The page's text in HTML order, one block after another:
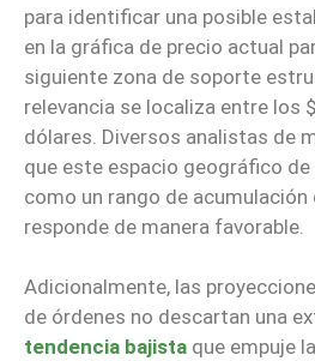
para identificar una posible
en la gráfica de precio actual
siguiente zona de soporte
relevancia se localiza entre los
dólares. Diversos analistas de
que este espacio geográfico
como un rango de
responde de manera favorable.
Adicionalmente, las
de órdenes no descartan una
tendencia bajista que empuje